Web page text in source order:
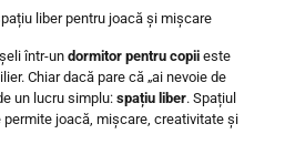
într-un dormitor pentru copii este
Chiar dacă pare că „ai nevoie de
un lucru simplu: spațiu liber. Spațiul
joacă, mișcare, creativitate și